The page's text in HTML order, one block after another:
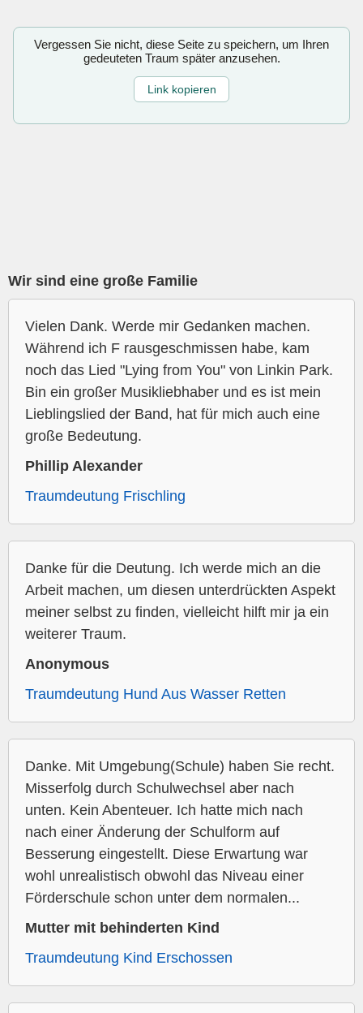
Vergessen Sie nicht, diese Seite zu speichern, um Ihren
gedeuteten Traum später anzusehen.
Link kopieren
Wir sind eine große Familie
Vielen Dank. Werde mir Gedanken machen.
Während ich F rausgeschmissen habe, kam
noch das Lied "Lying from You" von Linkin Park.
Bin ein großer Musikliebhaber und es ist mein
Lieblingslied der Band, hat für mich auch eine
große Bedeutung.
Phillip Alexander
Traumdeutung Frischling
Danke für die Deutung. Ich werde mich an die
Arbeit machen, um diesen unterdrückten Aspekt
meiner selbst zu finden, vielleicht hilft mir ja ein
weiterer Traum.
Anonymous
Traumdeutung Hund Aus Wasser Retten
Danke. Mit Umgebung(Schule) haben Sie recht.
Misserfolg durch Schulwechsel aber nach
unten. Kein Abenteuer. Ich hatte mich nach
nach einer Änderung der Schulform auf
Besserung eingestellt. Diese Erwartung war
wohl unrealistisch obwohl das Niveau einer
Förderschule schon unter dem normalen...
Mutter mit behinderten Kind
Traumdeutung Kind Erschossen